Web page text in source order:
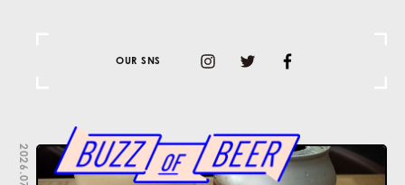
OUR SNS